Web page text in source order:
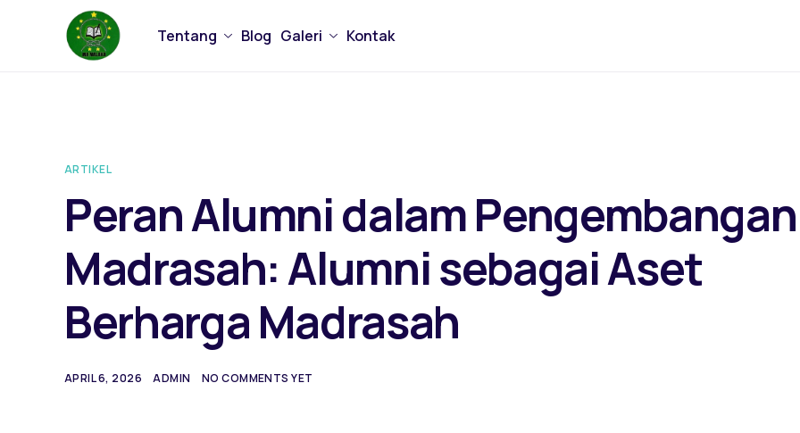
Tentang Blog Galeri Kontak
ARTIKEL
Peran Alumni dalam Pengembangan
Madrasah: Alumni sebagai Aset
Berharga Madrasah
APRIL 6, 2026 ADMIN NO COMMENTS YET